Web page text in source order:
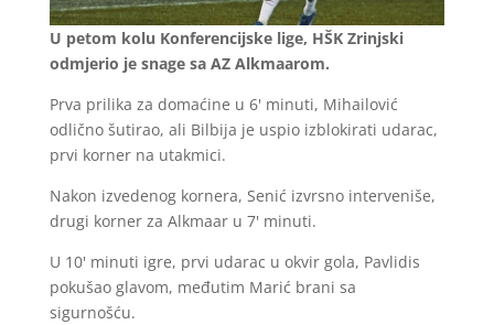
U petom kolu Konferencijske lige, HŠK Zrinjski
odmjerio je snage sa AZ Alkmaarom.
Prva prilika za domaćine u 6' minuti, Mihailović
odlično šutirao, ali Bilbija je uspio izblokirati udarac,
prvi korner na utakmici.
Nakon izvedenog kornera, Senić izvrsno interveniše,
drugi korner za Alkmaar u 7' minuti.
U 10' minuti igre, prvi udarac u okvir gola, Pavlidis
pokušao glavom, međutim Marić brani sa
sigurnošću.